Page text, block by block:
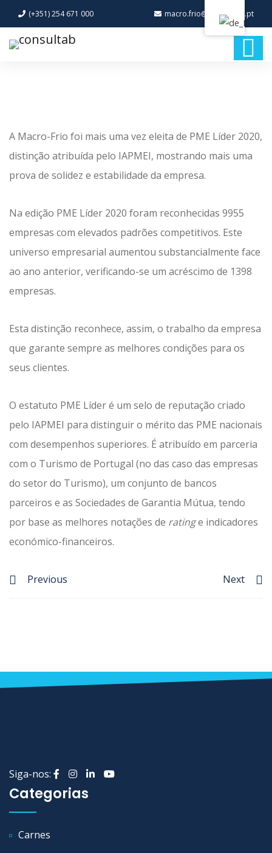
(+351) 254 671 000 macro.frio@macro-frio.pt
A Macro-Frio foi mais uma vez eleita de PME Líder 2020,
distinção atribuída pelo IAPMEI, mostrando mais uma
prova de solidez e estabilidade da empresa.
Na edição PME Líder 2020 foram reconhecidas 9955
empresas com elevados padrões competitivos. Este
universo empresarial aumentou substancialmente face
ao ano anterior, verificando-se um acréscimo de 1398
empresas.
Esta distinção reconhece, assim, o trabalho da empresa
que garante sempre as melhores condições para os
seus clientes.
O estatuto PME Líder é um selo de reputação criado
pelo IAPMEI para distinguir o mérito das PME nacionais
com desempenhos superiores. É atribuído em parceria
com o Turismo de Portugal (no das caso das empresas
do setor do Turismo), um conjunto de bancos
parceiros e as Sociedades de Garantia Mútua, tendo
por base as melhores notações de ratinge indicadores
económico-financeiros.
Previous Next
Siga-nos:
Categorias
Carnes